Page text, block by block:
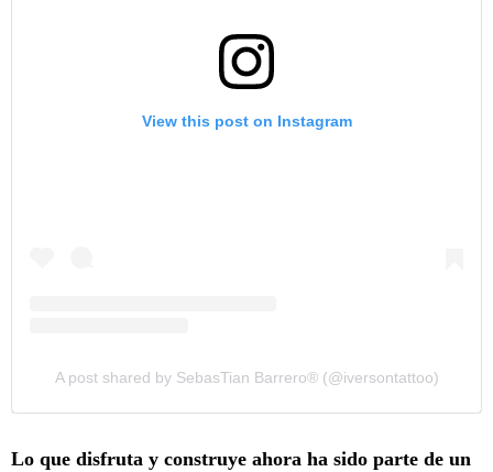
View this post on Instagram
A post shared by SebasTian Barrero®️ (@iversontattoo)
Lo que disfruta y construye ahora ha sido parte de un